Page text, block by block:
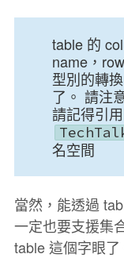
table 的
name，
型別的轉
了。 請注
請記得引用
名空間
當然，能透過
一定也要支援集
table 這個字眼了